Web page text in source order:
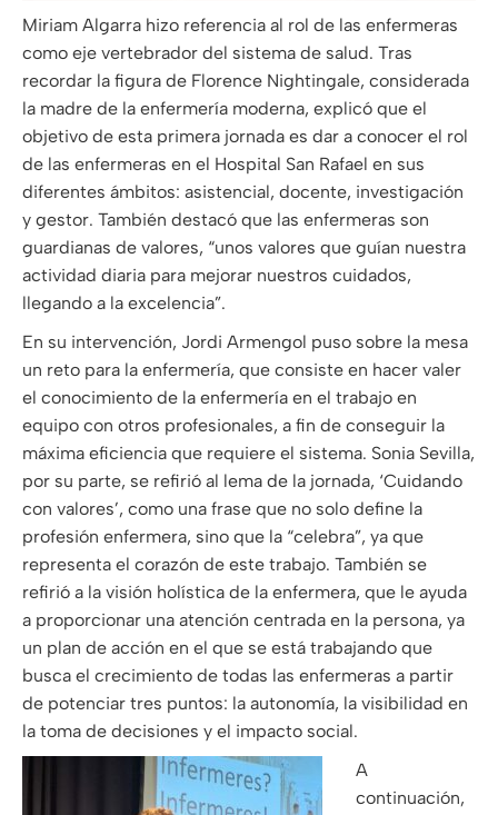
Miriam Algarra hizo referencia al rol de las enfermeras
como eje vertebrador del sistema de salud. Tras
recordar la figura de Florence Nightingale, considerada
la madre de la enfermería moderna, explicó que el
objetivo de esta primera jornada es dar a conocer el rol
de las enfermeras en el Hospital San Rafael en sus
diferentes ámbitos: asistencial, docente, investigación
y gestor. También destacó que las enfermeras son
guardianas de valores, “unos valores que guían nuestra
actividad diaria para mejorar nuestros cuidados,
llegando a la excelencia”.
En su intervención, Jordi Armengol puso sobre la mesa
un reto para la enfermería, que consiste en hacer valer
el conocimiento de la enfermería en el trabajo en
equipo con otros profesionales, a fin de conseguir la
máxima eficiencia que requiere el sistema. Sonia Sevilla,
por su parte, se refirió al lema de la jornada, ‘Cuidando
con valores’, como una frase que no solo define la
profesión enfermera, sino que la “celebra”, ya que
representa el corazón de este trabajo. También se
refirió a la visión holística de la enfermera, que le ayuda
a proporcionar una atención centrada en la persona, ya
un plan de acción en el que se está trabajando que
busca el crecimiento de todas las enfermeras a partir
de potenciar tres puntos: la autonomía, la visibilidad en
la toma de decisiones y el impacto social.
A
continuación,